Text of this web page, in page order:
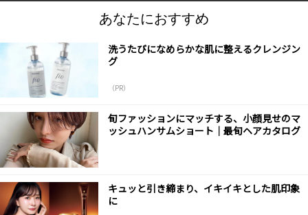
あなたにおすすめ
洗うたびになめらかな肌に整えるクレンジン
グ
（PR）
旬ファッションにマッチする、小顔見せのマ
ッシュハンサムショート｜最旬ヘアカタログ
キュッと引き締まり、イキイキとした肌印象
に